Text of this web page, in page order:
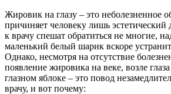
Жировик на глазу – это неболезненное
причиняет человеку лишь эстетический
к врачу спешат обратиться не многие,
маленький белый шарик вскоре
Однако, несмотря на отсутствие
появление жировика на веке, возле
глазном яблоке – это повод
врачу, и вот почему: